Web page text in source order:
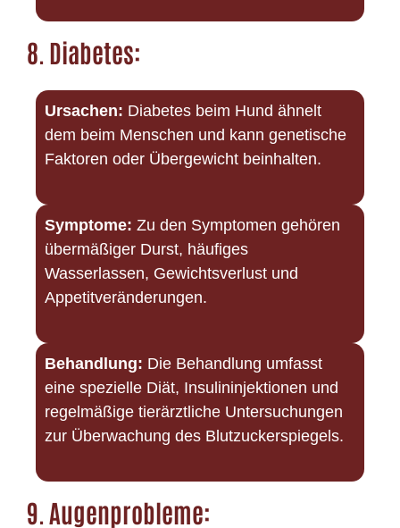
8. Diabetes:
Ursachen: Diabetes beim Hund ähnelt
dem beim Menschen und kann genetische
Faktoren oder Übergewicht beinhalten.
Symptome: Zu den Symptomen gehören
übermäßiger Durst, häufiges
Wasserlassen, Gewichtsverlust und
Appetitveränderungen.
Behandlung: Die Behandlung umfasst
eine spezielle Diät, Insulininjektionen und
regelmäßige tierärztliche Untersuchungen
zur Überwachung des Blutzuckerspiegels.
9. Augenprobleme: